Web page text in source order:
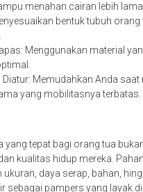
menahan cairan lebih
bentuk tubuh
Menggunakan material
Diatur: Memudahkan Anda
yang mobilitasnya terbatas.
yang tepat bagi orang tua
kualitas hidup mereka.
daya serap, bahan,
sebagai pampers yang layak